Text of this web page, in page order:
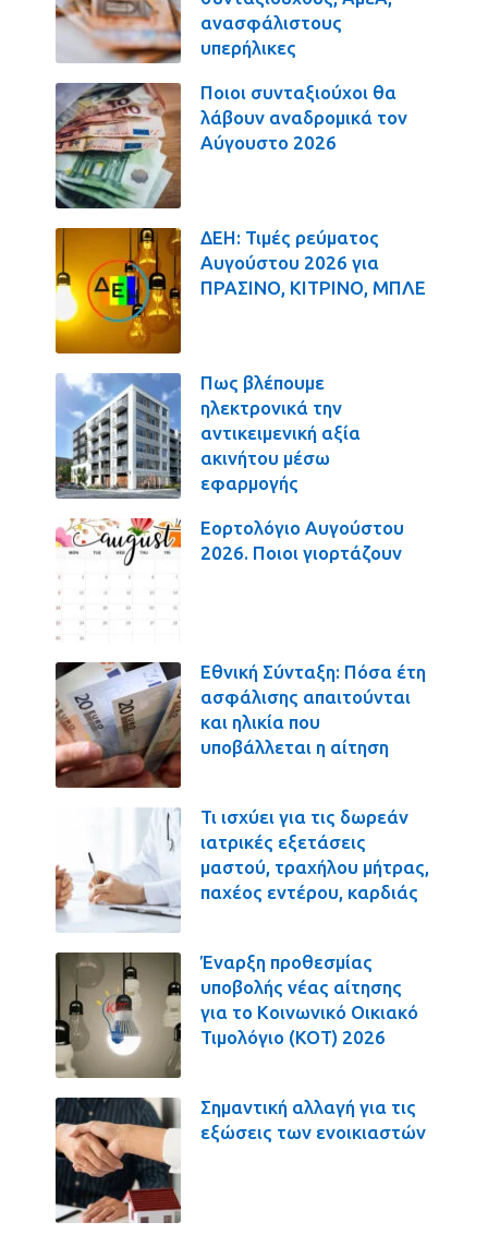
ανασφάλιστους
υπερήλικες
Ποιοι συνταξιούχοι θα
λάβουν αναδρομικά τον
Αύγουστο 2026
ΔΕΗ: Τιμές ρεύματος
Αυγούστου 2026 για
ΠΡΑΣΙΝΟ, ΚΙΤΡΙΝΟ, ΜΠΛΕ
Πως βλέπουμε
ηλεκτρονικά την
αντικειμενική αξία
ακινήτου μέσω
εφαρμογής
Εορτολόγιο Αυγούστου
2026. Ποιοι γιορτάζουν
Εθνική Σύνταξη: Πόσα έτη
ασφάλισης απαιτούνται
και ηλικία που
υποβάλλεται η αίτηση
Τι ισχύει για τις δωρεάν
ιατρικές εξετάσεις
μαστού, τραχήλου μήτρας,
παχέος εντέρου, καρδιάς
Έναρξη προθεσμίας
υποβολής νέας αίτησης
για το Κοινωνικό Οικιακό
Τιμολόγιο (ΚΟΤ) 2026
Σημαντική αλλαγή για τις
εξώσεις των ενοικιαστών